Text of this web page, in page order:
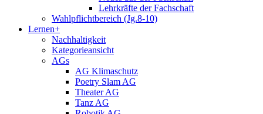
Lehrkräfte der Fachschaft
Wahlpflichtbereich (Jg.8-10)
Lernen+
Nachhaltigkeit
Kategorieansicht
AGs
AG Klimaschutz
Poetry Slam AG
Theater AG
Tanz AG